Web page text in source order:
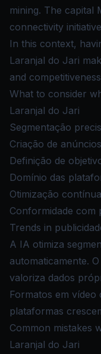
mining. The capital
connectivity
In this context,
Laranjal do Jari
and
What to consider
Laranjal do Jari
Segmentação
Criação de
Definição de
Domínio das
Otimização
Conformidade com
Trends in
A IA otimiza
automaticamente.
valoriza dados
Formatos em
plataformas
Common mistakes
Laranjal do Jari